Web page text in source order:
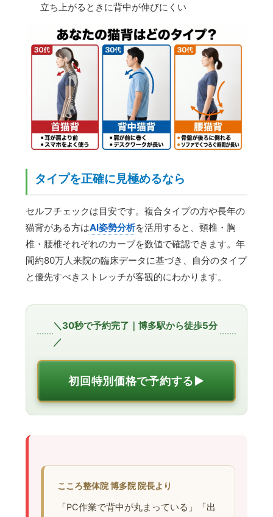
立ち上がるときに背中が伸びにくい
タイプを正確に見極めるなら
セルフチェックは目安です。複合タイプの方や長年の
猫背がある方はAI姿勢分析を活用すると、頸椎・胸
椎・腰椎それぞれのカーブを数値で確認できます。年
間約80万人来院の臨床データに基づき、自分のタイプ
と優先すべきストレッチが客観的にわかります。
＼30秒で予約完了｜博多駅から徒歩5分
／
初回特別価格で予約する▶︎
こころ整体院 博多院 院長より
「PC作業で背中が丸まっている」「出